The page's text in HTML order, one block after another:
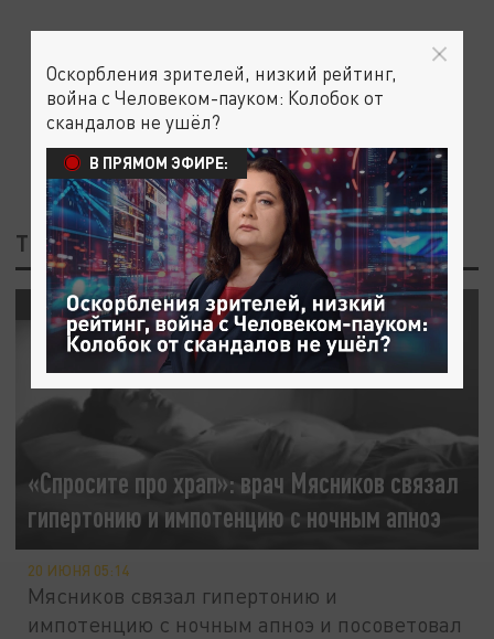
ТЕГ: МЯСНИКОВ
«Спросите про храп»: врач Мясников связал
гипертонию и импотенцию с ночным апноэ
ОБЩЕСТВО
20 ИЮНЯ 05:14
Мясников связал гипертонию и
импотенцию с ночным апноэ и посоветовал
Оскорбления зрителей, низкий рейтинг,
война с Человеком-пауком: Колобок от
скандалов не ушёл?
В ПРЯМОМ ЭФИРЕ: